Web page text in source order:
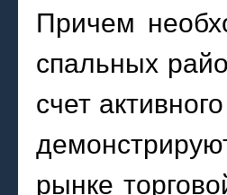
Причем
спальных
счет
рынке